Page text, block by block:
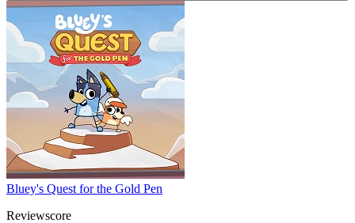
Bluey's Quest for the Gold Pen
Reviewscore